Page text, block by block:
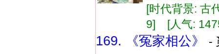
[时代背景:
9] [人气:
169. 《冤家相公》
-